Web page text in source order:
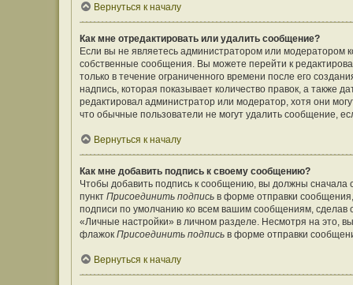
Вернуться к началу
Как мне отредактировать или удалить сообщение?
Если вы не являетесь администратором или модератором
собственные сообщения. Вы можете перейти к
только в течение ограниченного времени после его
надпись, которая показывает количество правок, а также
редактировал администратор или модератор, хотя они
что обычные пользователи не могут удалить сообщение,
Вернуться к началу
Как мне добавить подпись к своему сообщению?
Чтобы добавить подпись к сообщению, вы должны сначала
пункт Присоединить подпись в форме отправки
подписи по умолчанию ко всем вашим сообщениям,
«Личные настройки» в личном разделе. Несмотря на это,
флажок Присоединить подпись в форме отправки
Вернуться к началу